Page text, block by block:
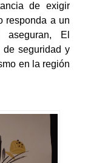
de exigir
responda a un
El
de seguridad y
en la región